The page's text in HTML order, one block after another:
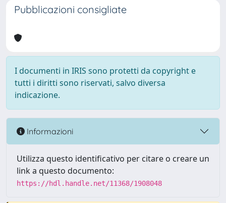
Pubblicazioni consigliate
I documenti in IRIS sono protetti da copyright e
tutti i diritti sono riservati, salvo diversa
indicazione.
Informazioni
Utilizza questo identificativo per citare o creare un
link a questo documento:
https://hdl.handle.net/11368/1908048